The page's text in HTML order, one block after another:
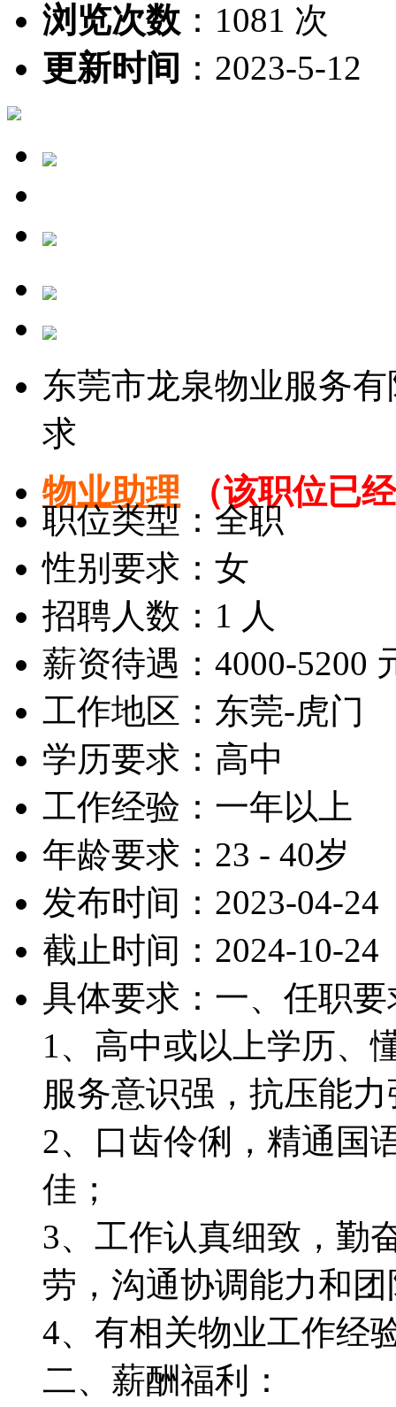
浏览次数 ： 1081 次
更新时间 ： 2023-5-12
东莞市龙泉物业服务
求
物业助理
（该职位已
职位类型：全职
性别要求：女
招聘人数：1 人
薪资待遇：4000-5200
工作地区：东莞-虎门
学历要求：高中
工作经验：一年以上
年龄要求：23 - 40岁
发布时间：2023-04-24
截止时间：2024-10-24
具体要求：一、任职要
1、高中或以上学历、
服务意识强，抗压能
2、口齿伶俐，精通国
佳；
3、工作认真细致，勤
劳，沟通协调能力和
4、有相关物业工作经
二、薪酬福利：